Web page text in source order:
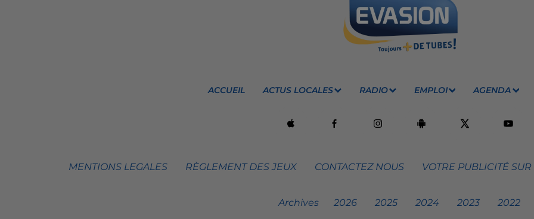
ACCUEIL ACTUS LOCALES RADIO EMPLOI AGENDA
MENTIONS LEGALES RÈGLEMENT DES JEUX CONTACTEZ NOUS VOTRE PUBLICITÉ
Archives 2026 2025 2024 2023 2022